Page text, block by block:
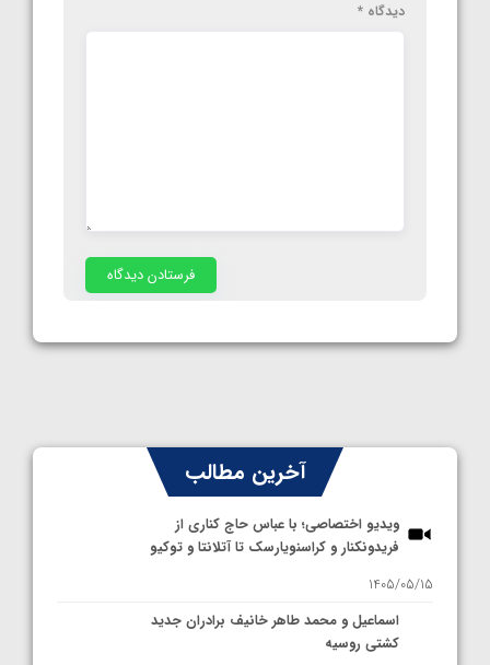
دیدگاه *
آخرین مطالب
ویدیو اختصاصی؛ با عباس حاج کناری از
فریدونکنار و کراسنویارسک تا آتلانتا و توکیو
1405/05/15
اسماعیل و محمد طاهر خانیف برادران جدید
کشتی روسیه